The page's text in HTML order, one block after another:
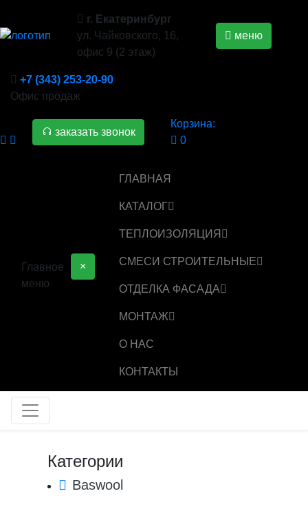
г. Екатеринбург
ул. Чайковского, 16,
офис 9 (2 этаж)
меню
+7 (343) 253-20-90
Офис продаж
заказать звонок
Корзина:
0
×
Главное
меню
ГЛАВНАЯ
КАТАЛОГ
ТЕПЛОИЗОЛЯЦИЯ
СМЕСИ СТРОИТЕЛЬНЫЕ
ОТДЕЛКА ФАСАДА
МОНТАЖ
О НАС
КОНТАКТЫ
Категории
Baswool